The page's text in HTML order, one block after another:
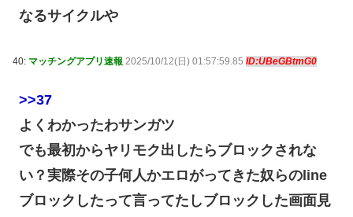
なるサイクルや
40: マッチングアプリ速報 2025/10/12(日) 01:57:59.85 ID:UBeGBtmG0
>>37
よくわかったわサンガツ
でも最初からヤリモク出したらブロックされな
い？実際その子何人かエロがってきた奴らのline
ブロックしたって言ってたしブロックした画面見